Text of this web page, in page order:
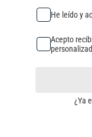
He leído y
Acepto
¿Ya